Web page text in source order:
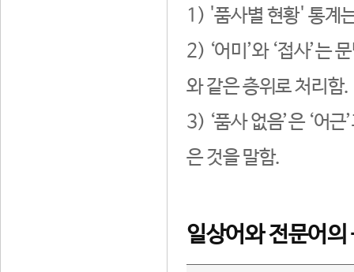
1) '품사별 현황' 통계
2) ‘어미’와 ‘접사’는
와 같은 층위로 처리함.
3) ‘품사 없음’은 ‘어
은 것을 말함.
일상어와 전문어의